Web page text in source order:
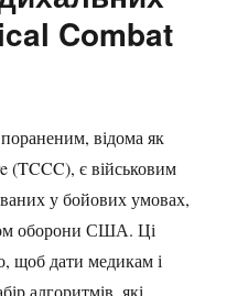
Combat
відома як
(TCCC), є військовим
у бойових умовах,
оборони США. Ці
щоб дати медикам і
алгоритмів, які